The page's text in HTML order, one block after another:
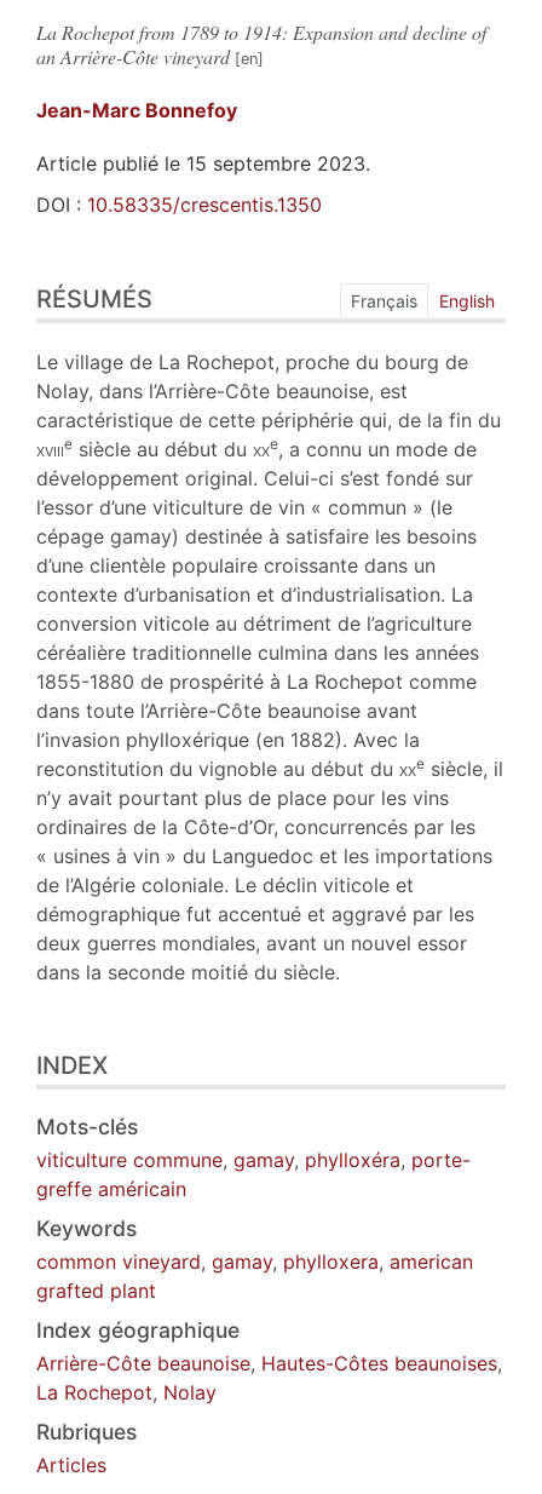
La Rochepot from 1789 to 1914: Expansion and decline of
an Arrière-Côte vineyard
Jean-Marc Bonnefoy
Article publié le 15 septembre 2023.
DOI : 10.58335/crescentis.1350
Index
Plan
Texte
Bibliographie
Notes
Illustrations
Citer cet article
Auteur
RÉSUMÉS Français English
Le village de La Rochepot, proche du bourg de
Nolay, dans l’Arrière-Côte beaunoise, est
caractéristique de cette périphérie qui, de la fin du
xviiie siècle au début du xxe, a connu un mode de
développement original. Celui-ci s’est fondé sur
l’essor d’une viticulture de vin « commun » (le
cépage gamay) destinée à satisfaire les besoins
d’une clientèle populaire croissante dans un
contexte d’urbanisation et d’industrialisation. La
conversion viticole au détriment de l’agriculture
céréalière traditionnelle culmina dans les années
1855-1880 de prospérité à La Rochepot comme
dans toute l’Arrière-Côte beaunoise avant
l’invasion phylloxérique (en 1882). Avec la
reconstitution du vignoble au début du xxe siècle, il
n’y avait pourtant plus de place pour les vins
ordinaires de la Côte-d’Or, concurrencés par les
« usines à vin » du Languedoc et les importations
de l’Algérie coloniale. Le déclin viticole et
démographique fut accentué et aggravé par les
deux guerres mondiales, avant un nouvel essor
dans la seconde moitié du siècle.
INDEX
Mots-clés
viticulture commune, gamay, phylloxéra, porte-
greffe américain
Keywords
common vineyard, gamay, phylloxera, american
grafted plant
Index géographique
Arrière-Côte beaunoise, Hautes-Côtes beaunoises,
La Rochepot, Nolay
Rubriques
Articles